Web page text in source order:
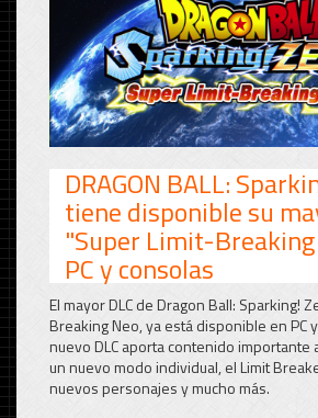
DRAGON BALL:
tiene disponible su
"Super Limit-Breaking
PC y consolas
El mayor DLC de Dragon Ball: Sparking!
Breaking Neo, ya está disponible en PC
nuevo DLC aporta contenido importante
un nuevo modo individual, el Limit
nuevos personajes y mucho más.